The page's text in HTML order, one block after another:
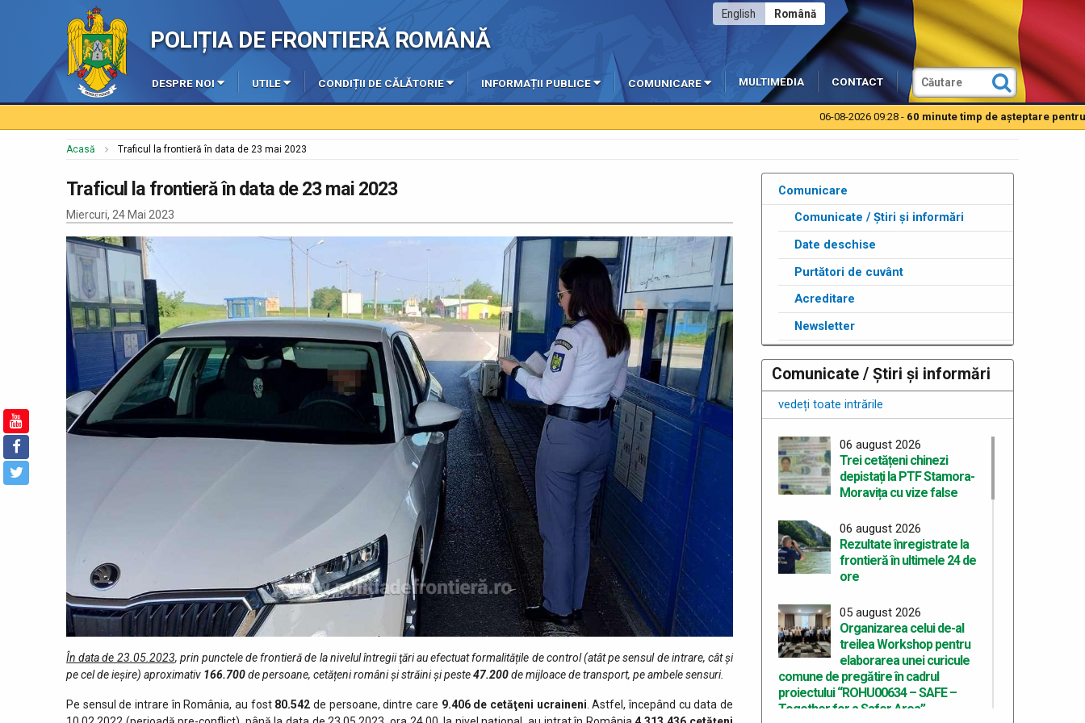
POLIȚIA DE FRONTIERĂ ROMÂNĂ
Română
English
DESPRE NOI UTILE CONDIȚII DE CĂLĂTORIE INFORMAȚII PUBLICE COMUNICARE MULTIMEDIA CONTACT
06-08-2026 09:28 -60 minute timp de aşteptare pentru
Acasă Traficul la frontieră în data de 23 mai 2023
Traficul la frontieră în data de 23 mai 2023
Miercuri, 24 Mai 2023
În data de 23.05.2023, prin punctele de fro­ntieră de la nivelul întregii ţări au efectuat formalitățile de control (atât pe sensul de intrare, cât şi
pe cel de ieşire) aproximativ 166.700de persoane, cetățeni români și străini și peste47.200de mijloace de transport, pe ambele sensuri.
Pe sensul de intrare în România, au fost 80.542de persoane, dintre care 9.406 de cetăţeni ucraineni . Astfel, începând cu data de
Comunicare
Comunicate / Știri și informări
Date deschise
Purtători de cuvânt
Acreditare
Newsletter
Comunicate / Știri și informări
vedeți toate intrările
06 august 2026
Trei cetățeni chinezi
depistați la PTF Stamora-
Moravița cu vize false
06 august 2026
Rezultate înregistrate la
frontieră în ultimele 24 de
ore
05 august 2026
Organizarea celui de-al
treilea Workshop pentru
elaborarea unei curicule
comune de pregătire în cadrul
proiectului “ROHU00634 – SAFE –
Together for a Safer Area”